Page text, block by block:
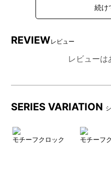
電源OFFにしていてもユニー
クなデザインで、インテリア
USBケーブル(Type-C)を接続
REVIEWレビュー
レビューは
SERIES VARIATION
モチーフクロック モチーフ